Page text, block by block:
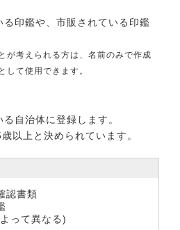
る印鑑や、市販されている印鑑
が考えられる方は、名前のみで作成
して使用できます。
自治体に登録します。
以上と決められています。
認書類
って異なる)